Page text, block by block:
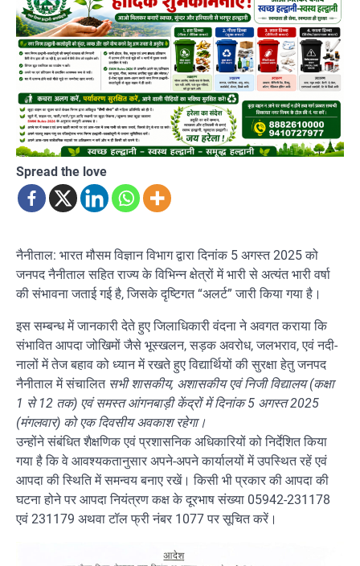
Spread the love
नैनीताल: भारत मौसम विज्ञान विभाग द्वारा दिनांक 5 अगस्त 2025 को
जनपद नैनीताल सहित राज्य के विभिन्न क्षेत्रों में भारी से अत्यंत भारी वर्षा
की संभावना जताई गई है, जिसके दृष्टिगत “अलर्ट” जारी किया गया है।
इस सम्बन्ध में जानकारी देते हुए जिलाधिकारी वंदना ने अवगत कराया कि
संभावित आपदा जोखिमों जैसे भूस्खलन, सड़क अवरोध, जलभराव, एवं नदी-
नालों में तेज बहाव को ध्यान में रखते हुए विद्यार्थियों की सुरक्षा हेतु जनपद
नैनीताल में संचालित सभी शासकीय, अशासकीय एवं निजी विद्यालय (कक्षा
1 से 12 तक) एवं समस्त आंगनबाड़ी केंद्रों में दिनांक 5 अगस्त 2025
(मंगलवार) को एक दिवसीय अवकाश रहेगा।
उन्होंने संबंधित शैक्षणिक एवं प्रशासनिक अधिकारियों को निर्देशित किया
गया है कि वे आवश्यकतानुसार अपने-अपने कार्यालयों में उपस्थित रहें एवं
आपदा की स्थिति में समन्वय बनाए रखें। किसी भी प्रकार की आपदा की
घटना होने पर आपदा नियंत्रण कक्ष के दूरभाष संख्या 05942-231178
एवं 231179 अथवा टॉल फ्री नंबर 1077 पर सूचित करें।